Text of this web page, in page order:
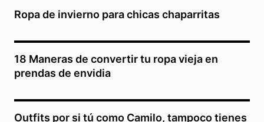
Ropa de invierno para chicas chaparritas
18 Maneras de convertir tu ropa vieja en
prendas de envidia
Outfits por si tú como Camilo, tampoco tienes